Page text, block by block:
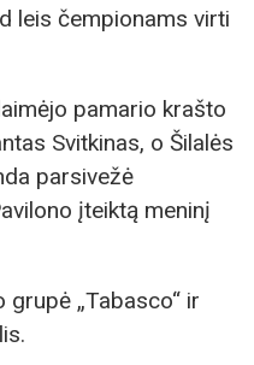
leis čempionams virti
pamario krašto
Svitkinas, o Šilalės
parsivežė
įteiktą meninį
„Tabasco“ ir